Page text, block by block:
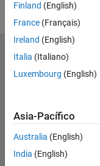
Finland (English)
France (Français)
Ireland (English)
Italia (Italiano)
Luxembourg (English)
Asia-Pacífico
Australia (English)
India (English)
MathWorks
Probar o comprar
Aprender a utilizar